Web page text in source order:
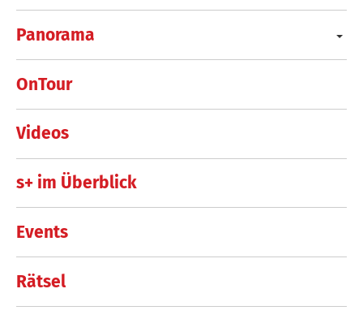
Panorama
OnTour
Videos
s+ im Überblick
Events
Rätsel